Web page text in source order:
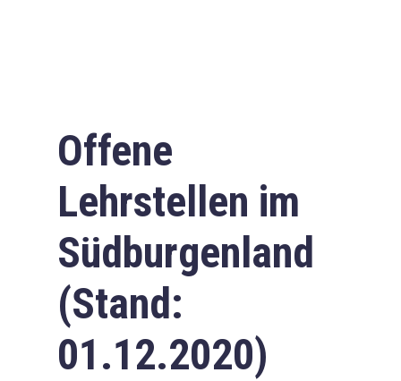
Offene
Lehrstellen im
Südburgenland
(Stand:
01.12.2020)